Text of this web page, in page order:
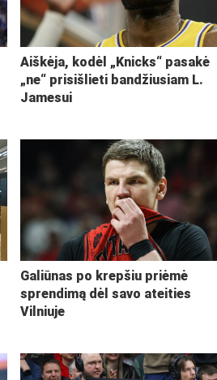
Aiškėja, kodėl „Knicks“ pasakė
„ne“ prisišlieti bandžiusiam L.
Jamesui
Galiūnas po krepšiu priėmė
sprendimą dėl savo ateities
Vilniuje